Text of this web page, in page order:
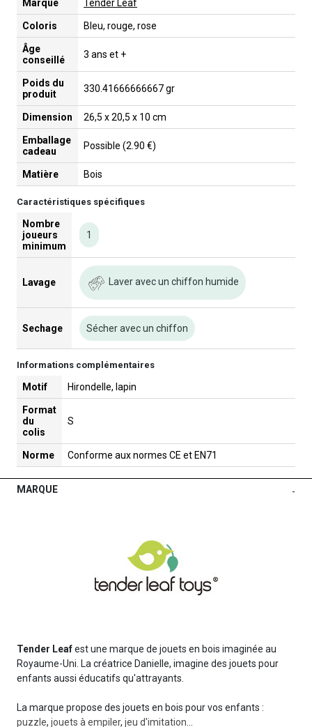
Marque Tender Leaf
Coloris Bleu, rouge, rose
Âge
conseillé
3 ans et +
Poids du
produit
330.41666666667 gr
Dimension 26,5 x 20,5 x 10 cm
Emballage
cadeau
Possible (2.90 €)
Matière Bois
Caractéristiques spécifiques
Nombre
joueurs
minimum
1
Lavage Laver avec un chiffon humide
Sechage Sécher avec un chiffon
Informations complémentaires
Motif Hirondelle, lapin
Format
du
colis
S
Norme Conforme aux normes CE et EN71
MARQUE -
Tender Leafest une marque de jouets en bois imaginée au
Royaume-Uni. La créatrice Danielle, imagine des jouets pour
enfants aussi éducatifs qu'attrayants.
La marque propose des jouets en bois pour vos enfants :
puzzle, jouets à empiler, jeu d'imitation